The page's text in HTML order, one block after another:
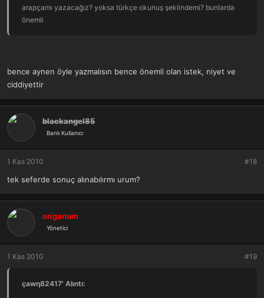
arapçamı yazacağız? yoksa türkçe okunuş şeklindemi? bunlarda
önemli
bence aynen öyle yazmalısın bence önemli olan istek, niyet ve
ciddiyettir
blackangel85
Banlı Kullanıcı
1 Kas 2010 #18
tek seferde sonuç alınabılırmı urum?
origanum
Yönetici
1 Kas 2010 #19
çawη82417' Alıntı: